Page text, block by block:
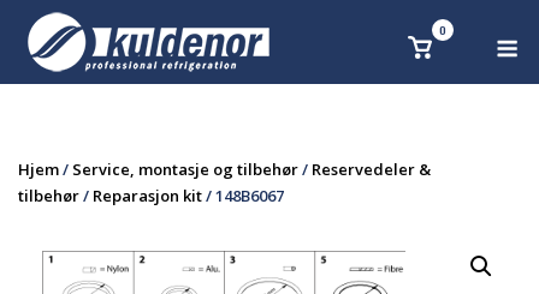
content
Se 0
Hjem/ Service, montasje og tilbehør/ Reservedeler &
tilbehør/ Reparasjon kit/ 148B6067